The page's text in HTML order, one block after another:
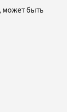
может быть